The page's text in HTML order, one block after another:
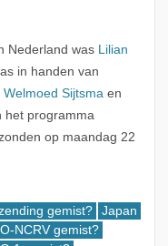
Nederland was Lilian
in handen van
Welmoed Sijtsmaen
het programma
op maandag 22
gemist?
Japan
NCRV gemist?